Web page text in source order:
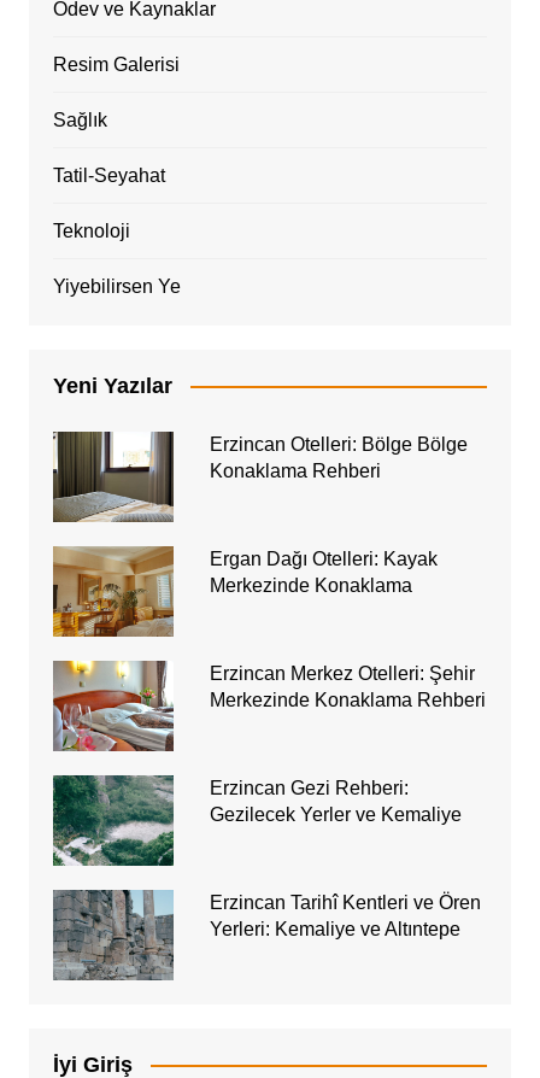
Ödev ve Kaynaklar
Resim Galerisi
Sağlık
Tatil-Seyahat
Teknoloji
Yiyebilirsen Ye
Yeni Yazılar
Erzincan Otelleri: Bölge Bölge
Konaklama Rehberi
Ergan Dağı Otelleri: Kayak
Merkezinde Konaklama
Erzincan Merkez Otelleri: Şehir
Merkezinde Konaklama Rehberi
Erzincan Gezi Rehberi:
Gezilecek Yerler ve Kemaliye
Erzincan Tarihî Kentleri ve Ören
Yerleri: Kemaliye ve Altıntepe
İyi Giriş